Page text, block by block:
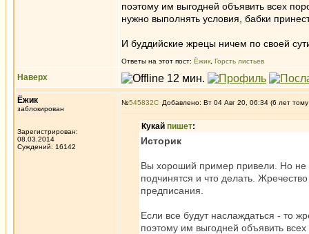
поэтому им выгодней объявить всех
нужно выполнять условия, бабки
И буддийские жрецы ничем по своей
Ответы на этот пост: Ёжик Горсть листьев
Наверх
Ёжик
заблокирован
Зарегистрирован:
08.03.2014
Суждений: 16142
№545832 Добавлено: Вт 04 Авг 20, 06:34 (6 лет
Кукай пишет:
Историк
Вы хороший пример привели. Но не
подчинятся и что делать.
предписания.
Если все будут наслаждаться - то
поэтому им выгодней объявить